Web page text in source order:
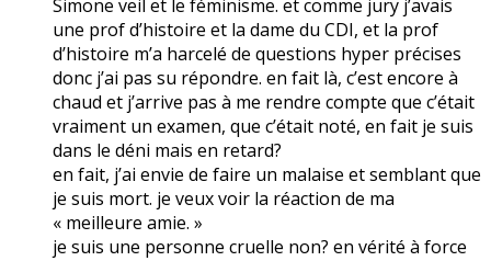
Simone veil et le féminisme. et comme jury j’avais
une prof d’histoire et la dame du CDI, et la prof
d’histoire m’a harcelé de questions hyper précises
donc j’ai pas su répondre. en fait là, c’est encore à
chaud et j’arrive pas à me rendre compte que c’était
vraiment un examen, que c’était noté, en fait je suis
dans le déni mais en retard?
en fait, j’ai envie de faire un malaise et semblant que
je suis mort. je veux voir la réaction de ma
« meilleure amie. »
je suis une personne cruelle non? en vérité à force